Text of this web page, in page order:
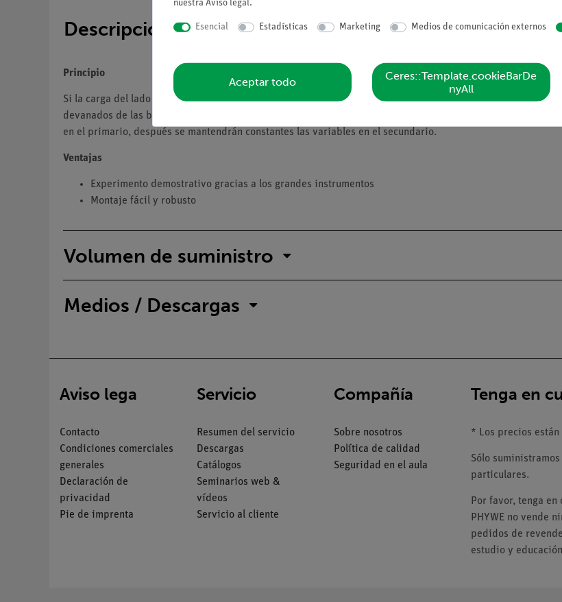
Descripción
Principio
Si la carga del lado secundario de un transformador es muy alta, la corriente del circuito secundario
devanados de las bobinas. Para investigar las relaciones, se examinarán diferentes transformadores.
en el primario, después se mantendrán constantes las variables en el secundario.
Ventajas
Experimento demostrativo gracias a los grandes instrumentos
Montaje fácil y robusto
Volumen de suministro
Medios / Descargas
Aviso lega
Contacto
Condiciones comerciales
generales
Declaración de
privacidad
Pie de imprenta
Servicio
Resumen del servicio
Descargas
Catálogos
Seminarios web &
vídeos
Servicio al cliente
Compañía
Sobre nosotros
Política de calidad
Seguridad en el aula
Tenga en
* Los precios están
Sólo
particulares.
Por favor, tenga en
PHYWE no vende
pedidos de
estudio y
nuestra Aviso legal.
Esencial Estadísticas Marketing Medios de comunicación externos
Aceptar todo
Ceres::Template.cookieBarDe
nyAll